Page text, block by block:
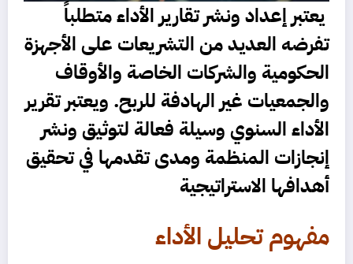
يعتبر إعداد ونشر تقارير الأداء متطلباً
تفرضه العديد من التشريعات على الأجهزة
الحكومية والشركات الخاصة والأوقاف
والجمعيات غير الهادفة للربح. ويعتبر تقرير
الأداء السنوي وسيلة فعالة لتوثيق ونشر
إنجازات المنظمة ومدى تقدمها في تحقيق
أهدافها الاستراتيجية
مفهوم تحليل الأداء